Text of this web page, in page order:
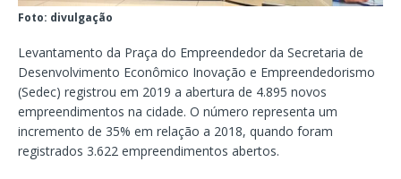
Foto: divulgação
Levantamento da Praça do Empreendedor da Secretaria de
Desenvolvimento Econômico Inovação e Empreendedorismo
(Sedec) registrou em 2019 a abertura de 4.895 novos
empreendimentos na cidade. O número representa um
incremento de 35% em relação a 2018, quando foram
registrados 3.622 empreendimentos abertos.